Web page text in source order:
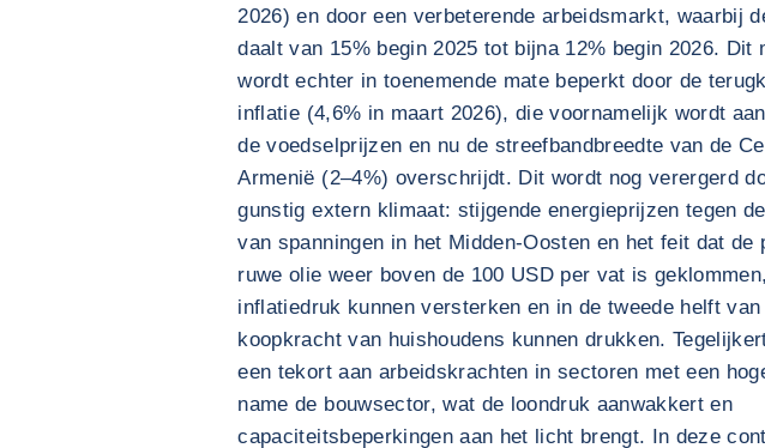
2026) en door een verbeterende arbeidsmarkt, waarbij
daalt van 15% begin 2025 tot bijna 12% begin 2026. Dit
wordt echter in toenemende mate beperkt door de
inflatie (4,6% in maart 2026), die voornamelijk wordt
de voedselprijzen en nu de streefbandbreedte van de
Armenië (2–4%) overschrijdt. Dit wordt nog verergerd
gunstig extern klimaat: stijgende energieprijzen tegen
van spanningen in het Midden-Oosten en het feit dat de
ruwe olie weer boven de 100 USD per vat is
inflatiedruk kunnen versterken en in de tweede helft
koopkracht van huishoudens kunnen drukken.
een tekort aan arbeidskrachten in sectoren met een
name de bouwsector, wat de loondruk aanwakkert en
capaciteitsbeperkingen aan het licht brengt. In deze